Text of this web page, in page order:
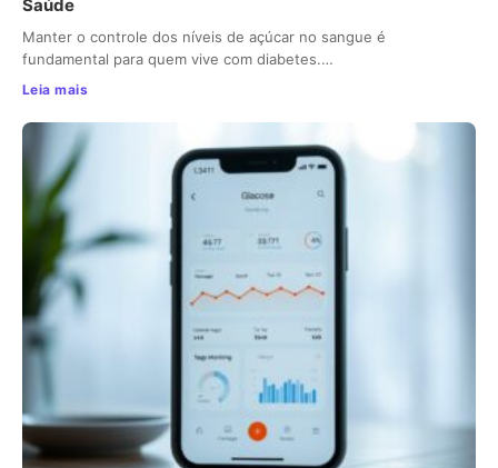
Saúde
Manter o controle dos níveis de açúcar no sangue é
fundamental para quem vive com diabetes.…
Leia mais